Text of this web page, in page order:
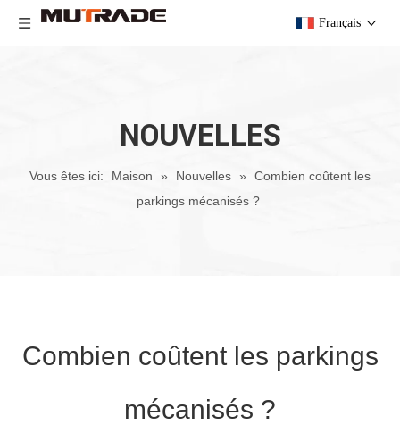
Français
NOUVELLES
Vous êtes ici: Maison » Nouvelles »
Combien coûtent les
parkings mécanisés ?
Combien coûtent les parkings
mécanisés ?